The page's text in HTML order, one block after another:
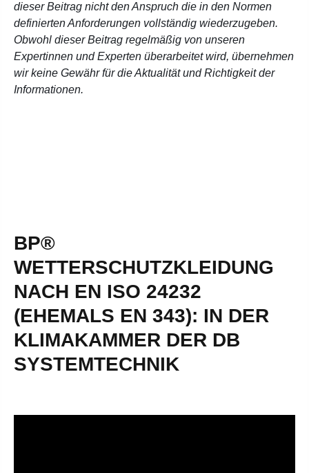
dieser Beitrag nicht den Anspruch die in den Normen
definierten Anforderungen vollständig wiederzugeben.
Obwohl dieser Beitrag regelmäßig von unseren
Expertinnen und Experten überarbeitet wird, übernehmen
wir keine Gewähr für die Aktualität und Richtigkeit der
Informationen.
BP®
WETTERSCHUTZKLEIDUNG
NACH EN ISO 24232
(EHEMALS EN 343): IN DER
KLIMAKAMMER DER DB
SYSTEMTECHNIK